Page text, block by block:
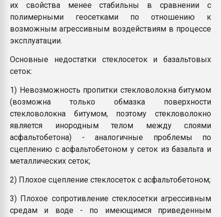
их свойства менее стабильны в сравнении с
полимерными геосетками по отношению к
возможным агрессивным воздействиям в процессе
эксплуатации.
Основные недостатки стеклосеток и базальтовых
сеток:
1) Невозможность пропитки стекловолокна битумом
(возможна только обмазка поверхности
стекловолокна битумом, поэтому стекловолокно
является инородным телом между слоями
асфальтобетона) - аналогичные проблемы по
сцеплению с асфальтобетоном у сеток из базальта и
металлических сеток;
2) Плохое сцепление стеклосеток с асфальтобетоном;
3) Плохое сопротивление стеклосетки агрессивным
средам и воде - по имеющимся приведенным